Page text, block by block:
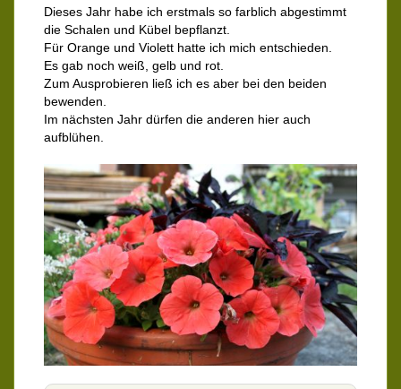
Dieses Jahr habe ich erstmals so farblich abgestimmt
die Schalen und Kübel bepflanzt.
Für Orange und Violett hatte ich mich entschieden.
Es gab noch weiß, gelb und rot.
Zum Ausprobieren ließ ich es aber bei den beiden
bewenden.
Im nächsten Jahr dürfen die anderen hier auch
aufblühen.